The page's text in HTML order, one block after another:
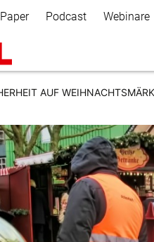
Navigation
Podcast Webinare
AUF